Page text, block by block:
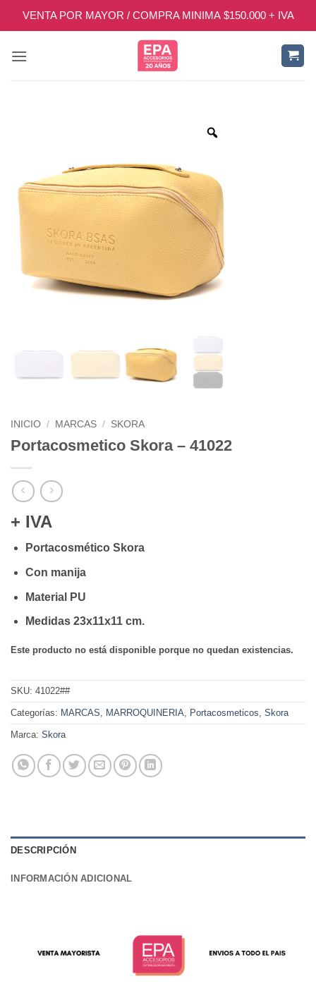
VENTA POR MAYOR / COMPRA MINIMA $150.000 + IVA
INICIO / MARCAS / SKORA
Portacosmetico Skora – 41022
+ IVA
Portacosmético Skora
Con manija
Material PU
Medidas 23x11x11 cm.
Este producto no está disponible porque no quedan existencias.
SKU: 41022##
Categorías: MARCAS MARROQUINERIA Portacosmeticos Skora
Marca: Skora
DESCRIPCIÓN
INFORMACIÓN ADICIONAL